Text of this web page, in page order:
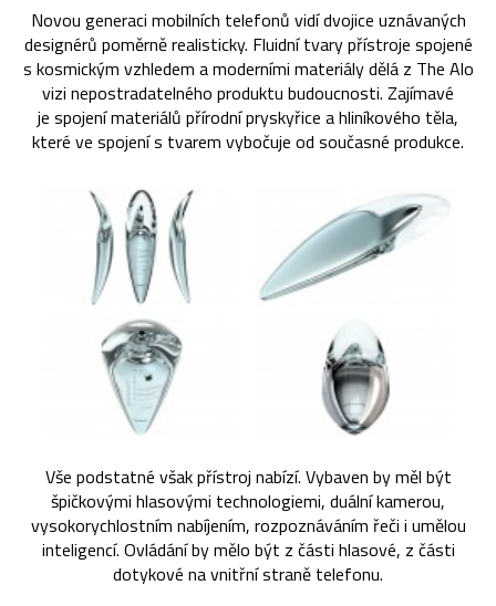
Novou generaci mobilních telefonů vidí dvojice uznávaných
designérů poměrně realisticky. Fluidní tvary přístroje spojené
s kosmickým vzhledem a moderními materiály dělá z The Alo
vizi nepostradatelného produktu budoucnosti. Zajímavé
je spojení materiálů přírodní pryskyřice a hliníkového těla,
které ve spojení s tvarem vybočuje od současné produkce.
Vše podstatné však přístroj nabízí. Vybaven by měl být
špičkovými hlasovými technologiemi, duální kamerou,
vysokorychlostním nabíjením, rozpoznáváním řeči i umělou
inteligencí. Ovládání by mělo být z části hlasové, z části
dotykové na vnitřní straně telefonu.